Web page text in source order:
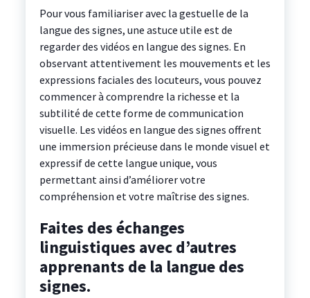
Pour vous familiariser avec la gestuelle de la
langue des signes, une astuce utile est de
regarder des vidéos en langue des signes. En
observant attentivement les mouvements et les
expressions faciales des locuteurs, vous pouvez
commencer à comprendre la richesse et la
subtilité de cette forme de communication
visuelle. Les vidéos en langue des signes offrent
une immersion précieuse dans le monde visuel et
expressif de cette langue unique, vous
permettant ainsi d’améliorer votre
compréhension et votre maîtrise des signes.
Faites des échanges
linguistiques avec d’autres
apprenants de la langue des
signes.